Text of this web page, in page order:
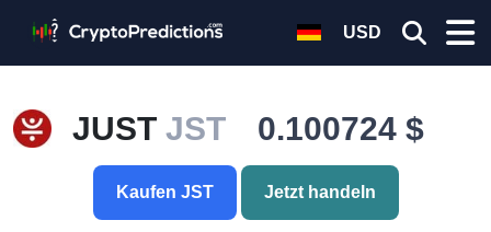
USD
JUST JST 0.100724 $
Kaufen JST Jetzt handeln